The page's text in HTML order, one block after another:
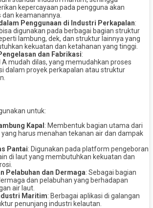
kepercayaan pada pengguna akan
dan keamanannya.
Penggunaan di Industri Perkapalan:
digunakan pada berbagai bagian struktur
lambung, dek, dan struktur lainnya yang
kekuatan dan ketahanan yang tinggi.
dan Fabrikasi:
A mudah dilas, yang memudahkan proses
dalam proyek perkapalan atau struktur
untuk:
Kapal: Membentuk bagian utama dari
harus menahan tekanan air dan dampak
Pantai: Digunakan pada platform pengeboran
di laut yang membutuhkan kekuatan dan
Pelabuhan dan Dermaga: Sebagai bagian
dan pelabuhan yang berhadapan
air laut.
Maritim: Berbagai aplikasi di galangan
penunjang industri kelautan.